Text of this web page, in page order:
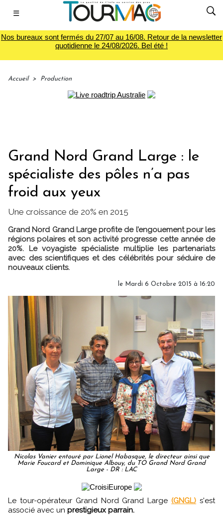
☰
Nos bureaux sont fermés du 27/07 au 16/08. Retour de la newsletter
quotidienne le 24/08/2026. Bel été !
Accueil > Production
Grand Nord Grand Large : le
spécialiste des pôles n’a pas
froid aux yeux
Une croissance de 20% en 2015
Grand Nord Grand Large profite de l’engouement pour les
régions polaires et son activité progresse cette année de
20%. Le voyagiste spécialiste multiplie les partenariats
avec des scientifiques et des célébrités pour séduire de
nouveaux clients.
le Mardi 6 Octobre 2015 à 16:20
Nicolas Vanier entouré par Lionel Habasque, le directeur ainsi que
Marie Foucard et Dominique Albouy, du TO Grand Nord Grand
Large - DR : LAC
Le tour-opérateur Grand Nord Grand Large (GNGL) s'est
associé avec un prestigieux parrain.